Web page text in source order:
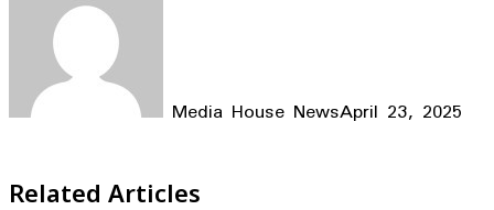
Media House NewsApril 23, 2025
Related Articles